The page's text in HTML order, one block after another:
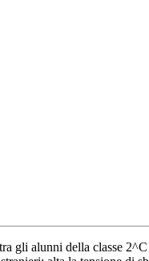
gli alunni della classe